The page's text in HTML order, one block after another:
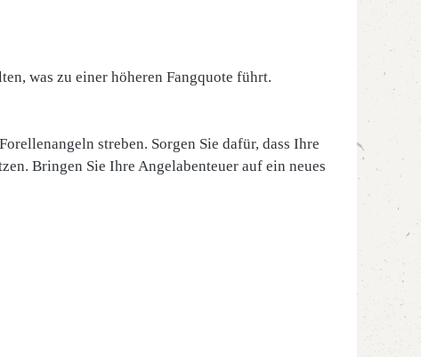
was zu einer höheren Fangquote führt.
streben. Sorgen Sie dafür, dass Ihre
Bringen Sie Ihre Angelabenteuer auf ein neues